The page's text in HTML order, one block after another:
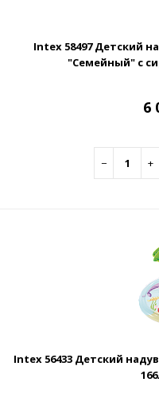
Intex 58497 Детский
"Семейный" с
6
− +
Intex 56433 Детский